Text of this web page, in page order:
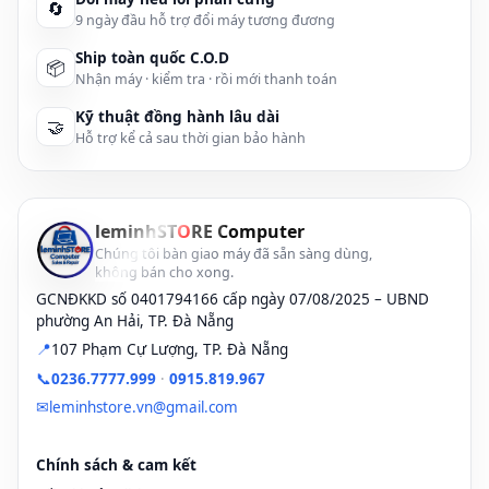
Những lưu ý khi vệ sinh màn hình LAPTOP:
✔ Sử dụng một khăn cotton vải mềm, có thể dùng các loại khăn lau
kính kèm theo trong các hộp kính mát hoặc kính cận.
✔ Nước cất: bạn mua ở các hiệu thuốc, nước khoáng thiên nhiên,
dấm trắng.
dụng chai dạng bình xịt là tốt nhất.
Chú ý:Phải tháoPin, sạc ra khỏi laptop trước khi vệ sinh.
_Địa chỉsửa chữa laptop tại đà nẵng
NGHIỆP
, lấy ngay
Làm sạch màn hình LCD:
✔ Nếu Screen LAPTOP/LCD chỉ bị bám bụi, sử dụng nước sạch là
các vết bẩn thì bạn nên dùng dấm trắng thay vì dùng nước.
🔄 9 ngày đầu hỗ trợ đổi máy tương đương
📦 Ship toàn quốc C.O.D
Nhận máy · kiểm tra · rồi mới thanh toán
🤝 Kỹ thuật đồng hành lâu dài
Hỗ trợ kể cả sau thời gian bảo hành
leminhSTORE Computer
Chúng tôi bàn giao máy đã sẵn sàng dùng,
không bán cho xong.
GCNĐKKD số 0401794166 cấp ngày 07/08/2025 – UBND
phường An Hải, TP. Đà Nẵng
📍107 Phạm Cự Lượng, TP. Đà Nẵng
📞0236.7777.999 · 0915.819.967
✉leminhstore.vn@gmail.com
Chính sách & cam kết